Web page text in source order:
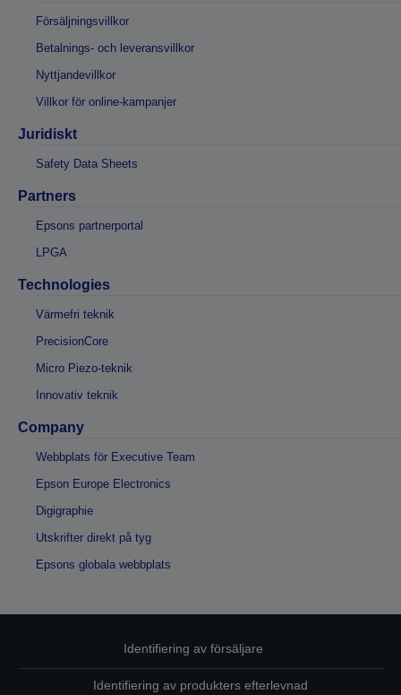
Försäljningsvillkor
Betalnings- och leveransvillkor
Nyttjandevillkor
Villkor för online-kampanjer
Juridiskt
Safety Data Sheets
Partners
Epsons partnerportal
LPGA
Technologies
Värmefri teknik
PrecisionCore
Micro Piezo-teknik
Innovativ teknik
Company
Webbplats för Executive Team
Epson Europe Electronics
Digigraphie
Utskrifter direkt på tyg
Epsons globala webbplats
Identifiering av försäljare
Identifiering av produkters efterlevnad